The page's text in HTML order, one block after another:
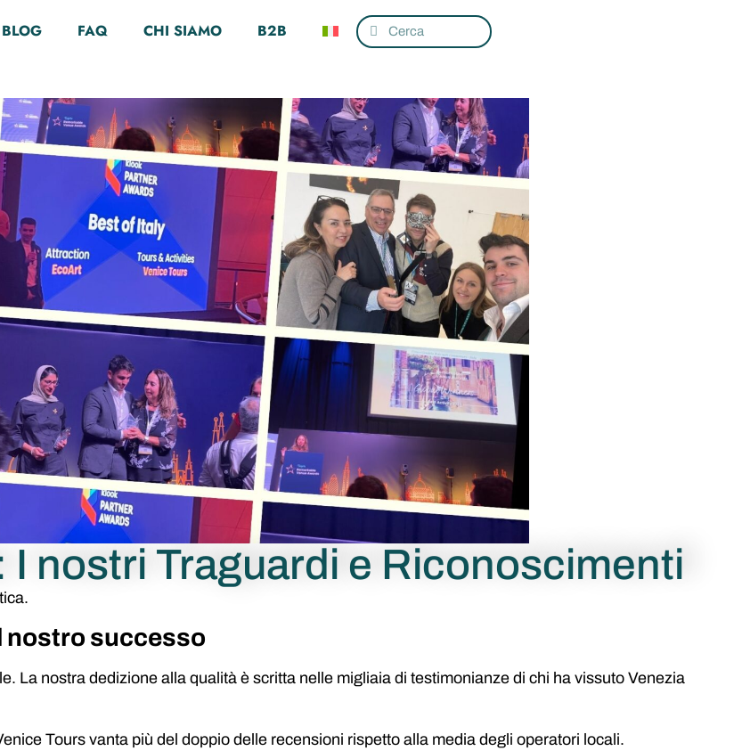
BLOG FAQ CHI SIAMO B2B
I nostri Traguardi e Riconoscimenti
nostro successo
La nostra dedizione alla qualità è scritta nelle migliaia di testimonianze di chi ha vissuto Venezia
Tours vanta più del doppio delle recensioni rispetto alla media degli operatori locali.